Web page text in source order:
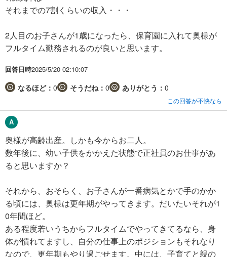
それまでの7割くらいの収入・・・
2人目のお子さんが1歳になったら、保育園に入れて奥様が
フルタイム勤務されるのが良いと思います。
回答日時2025/5/20 02:10:07
なるほど： 0 そうだね： 0 ありがとう： 0
この回答が不快なら
奥様が高齢出産。しかも今からお二人。
数年後に、幼い子供をかかえた状態で正社員のお仕事があ
ると思いますか？
それから、おそらく、お子さんが一番病気とかで手のかか
る頃には、奥様は更年期がやってきます。だいたいそれが1
0年間ほど。
ある程度若いうちからフルタイムでやってきてるなら、身
体が慣れてますし、自分の仕事上のポジションもそれなり
なので、更年期もやり過ごせます。中には、子育てと親の